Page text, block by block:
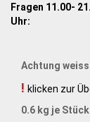
Fragen 11.00-
Uhr:
Achtung
! klicken zur
0.6 kg je Stück